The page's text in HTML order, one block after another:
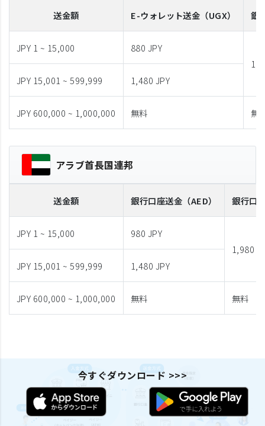
送金額 E-ウォレット送金 （UGX） 銀
JPY 1 ~ 15,000
880 JPY
JPY 15,001 ~ 599,999
1,480 JPY
JPY 600,000 ~ 1,000,000 無料 無
アラブ首長国連邦
送金額 銀行口座送金 （AED） 銀行口
JPY 1 ~ 15,000
980 JPY
1,980
JPY 15,001 ~ 599,999
1,480 JPY
JPY 600,000 ~ 1,000,000 無料 無料
今すぐダウンロード >>>